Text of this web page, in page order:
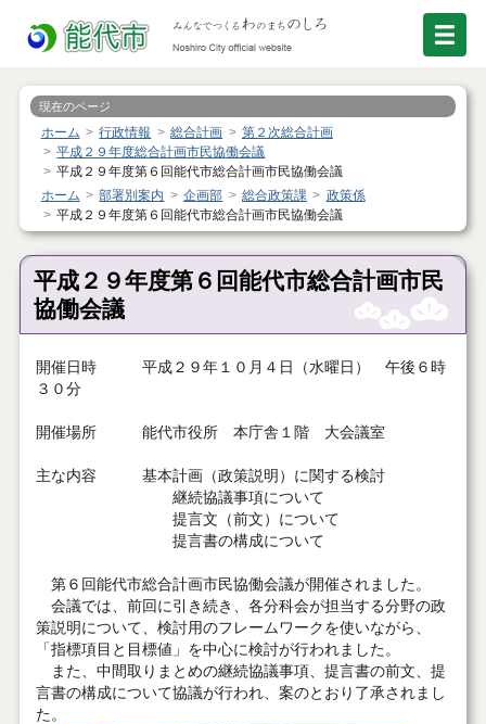
現在のページ
ホーム 行政情報 総合計画
第２次総合計画
平成２９年度総合計画市民協働会議
平成２９年度第６回能代市総合計画市民協働会議
ホーム
部署別案内 企画部 総合政策課
政策係
平成２９年度第６回能代市総合計画市民協働会議
平成２９年度第６回能代市総合計画市民
協働会議
開催日時 平成２９年１０月４日（水曜日） 午後６時
３０分
開催場所 能代市役所 本庁舎１階 大会議室
主な内容 基本計画（政策説明）に関する検討
継続協議事項について
提言文（前文）について
提言書の構成について
第６回能代市総合計画市民協働会議が開催されました。
会議では、前回に引き続き、各分科会が担当する分野の政
策説明について、検討用のフレームワークを使いながら、
「指標項目と目標値」を中心に検討が行われました。
また、中間取りまとめの継続協議事項、提言書の前文、提
言書の構成について協議が行われ、案のとおり了承されまし
た。